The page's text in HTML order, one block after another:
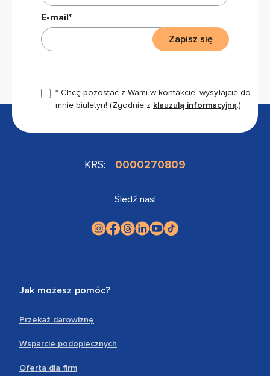
E-mail*
* Chcę pozostać z Wami w kontakcie, wysyłajcie do
mnie biuletyn! (Zgodnie z klauzulą informacyjną.)
Zapisz się
KRS: 0000270809
Śledź nas!
Jak możesz pomóc?
Przekaż darowiznę
Wsparcie podopiecznych
Oferta dla firm